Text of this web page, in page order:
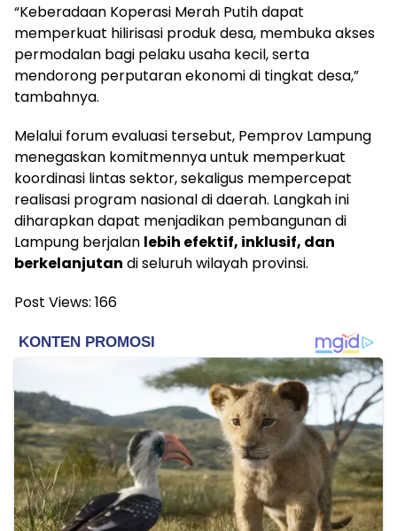
“Keberadaan Koperasi Merah Putih dapat
memperkuat hilirisasi produk desa, membuka akses
permodalan bagi pelaku usaha kecil, serta
mendorong perputaran ekonomi di tingkat desa,”
tambahnya.
Melalui forum evaluasi tersebut, Pemprov Lampung
menegaskan komitmennya untuk memperkuat
koordinasi lintas sektor, sekaligus mempercepat
realisasi program nasional di daerah. Langkah ini
diharapkan dapat menjadikan pembangunan di
Lampung berjalan lebih efektif, inklusif, dan
berkelanjutan di seluruh wilayah provinsi.
Post Views: 166